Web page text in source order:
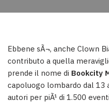
Ebbene sÃ¬, anche Clown
contributo a quella
prende il nome di Bookcity
capoluogo lombardo dal 13
autori per piÃ¹ di 1.500